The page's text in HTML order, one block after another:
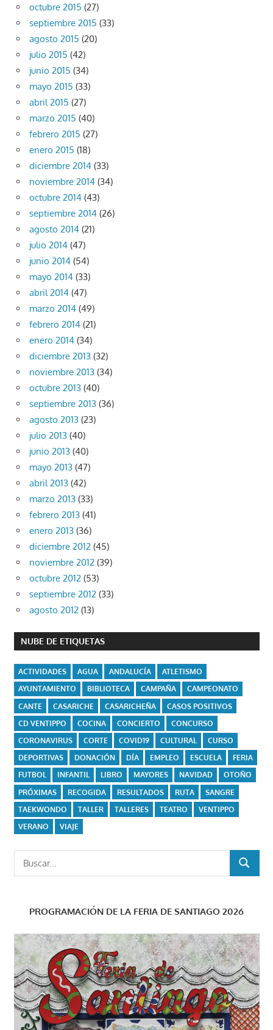
octubre 2015 (27)
septiembre 2015 (33)
agosto 2015 (20)
julio 2015 (42)
junio 2015 (34)
mayo 2015 (33)
abril 2015 (27)
marzo 2015 (40)
febrero 2015 (27)
enero 2015 (18)
diciembre 2014 (33)
noviembre 2014 (34)
octubre 2014 (43)
septiembre 2014 (26)
agosto 2014 (21)
julio 2014 (47)
junio 2014 (54)
mayo 2014 (33)
abril 2014 (47)
marzo 2014 (49)
febrero 2014 (21)
enero 2014 (34)
diciembre 2013 (32)
noviembre 2013 (34)
octubre 2013 (40)
septiembre 2013 (36)
agosto 2013 (23)
julio 2013 (40)
junio 2013 (40)
mayo 2013 (47)
abril 2013 (42)
marzo 2013 (33)
febrero 2013 (41)
enero 2013 (36)
diciembre 2012 (45)
noviembre 2012 (39)
octubre 2012 (53)
septiembre 2012 (33)
agosto 2012 (13)
NUBE DE ETIQUETAS
ACTIVIDADES AGUA ANDALUCÍA
ATLETISMO
AYUNTAMIENTO
BIBLIOTECA CAMPAÑA
CAMPEONATO
CANTE
CASARICHE CASARICHEÑA
CASOS POSITIVOS
CD VENTIPPO
COCINA CONCIERTO
CONCURSO
CORONAVIRUS
CORTE COVID19 CULTURAL
CURSO
DEPORTIVAS
DONACIÓN DÍA EMPLEO ESCUELA
FERIA
FUTBOL
INFANTIL LIBRO MAYORES NAVIDAD
OTOÑO
PRÓXIMAS
RECOGIDA RESULTADOS RUTA
SANGRE
TAEKWONDO
TALLER TALLERES TEATRO
VENTIPPO
VERANO
VIAJE
BUSCAR
PROGRAMACIÓN DE LA FERIA DE SANTIAGO 2026